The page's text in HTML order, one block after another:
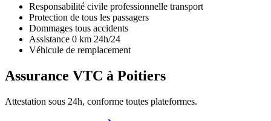
Responsabilité civile professionnelle transport
Protection de tous les passagers
Dommages tous accidents
Assistance 0 km 24h/24
Véhicule de remplacement
Assurance VTC à Poitiers
Attestation sous 24h, conforme toutes plateformes.